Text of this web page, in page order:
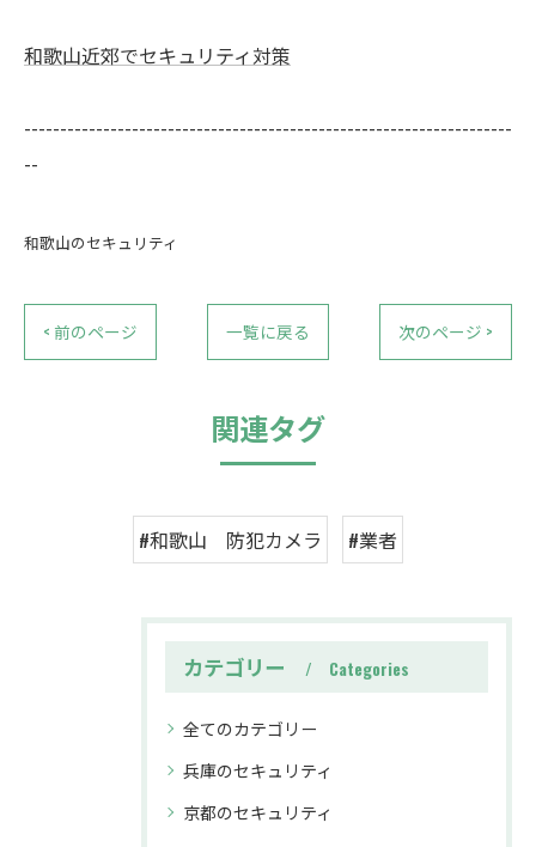
和歌山近郊でセキュリティ対策
--------------------------------------------------------------------
--
和歌山のセキュリティ
< 前のページ 一覧に戻る 次のページ >
関連タグ
#和歌山 防犯カメラ #業者
カテゴリー Categories
全てのカテゴリー
兵庫のセキュリティ
京都のセキュリティ